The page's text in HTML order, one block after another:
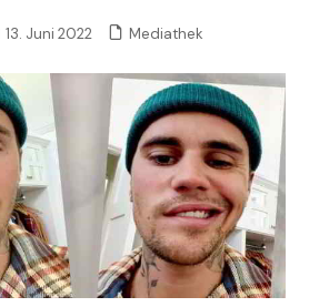
13. Juni 2022 Mediathek